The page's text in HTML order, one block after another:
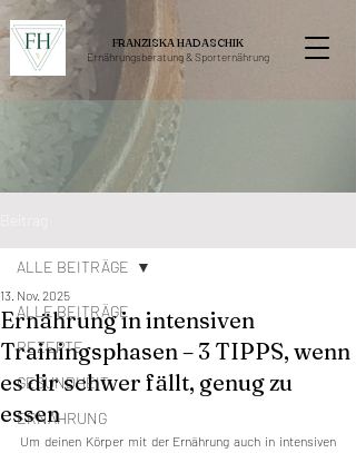
FRANZISKA HADASCHIK
Ernährungsberatung &Sporternährung
ALLE BEITRÄGE
REZEPTE
GESUNDHEIT
ERNÄHRUNG
ALLE BEITRÄGE
Ernährung in intensiven
Trainingsphasen – 3 TIPPS, wenn
es dir schwer fällt, genug zu
essen
13. Nov. 2025
Um deinen Körper mit der Ernährung auch in intensiven